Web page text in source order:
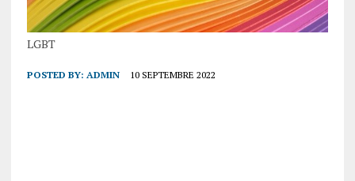
LGBT
POSTED BY: ADMIN 10 SEPTEMBRE 2022